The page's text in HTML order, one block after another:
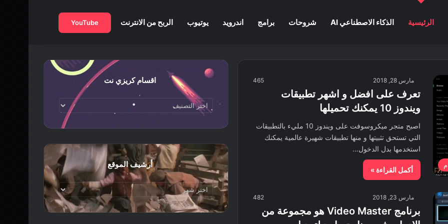
الرئيسية الذكاء الاصطناعي AI شروحات برامج اندرويد يوتيوب الربح من الانترنت YouTube
مارس 28, 2018 465
تعرف على افضل و اشهر تطبيقات
ويندوز 10 يمكنك تحميلها
اصبح متجر ميكروسوفت على ويندوز 10 مليء بالتطبيقات
التي تستحق تثبيتها و منها تطبيقات شهيرة عالمية يمكنك
استخدمها بدل الدخول…
أكمل القراءة »
مارس 23, 2018 482
برنامج Video Master هو مجموعة من
اقسام كريزي نت
اقسام
كريزي
أرشيف الموقع
أرشيف
الموقع